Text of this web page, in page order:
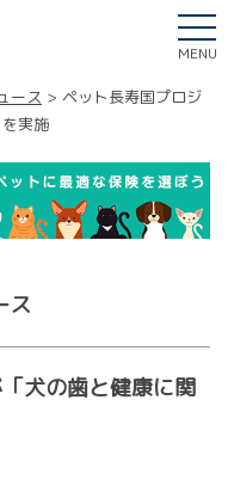
MENU
ース
ペット長寿国プロジ
実施
ス
犬の歯と健康に関